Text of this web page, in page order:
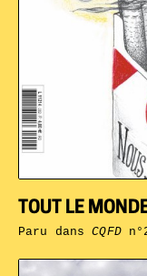
TOUT LE
Paru dansCQFD